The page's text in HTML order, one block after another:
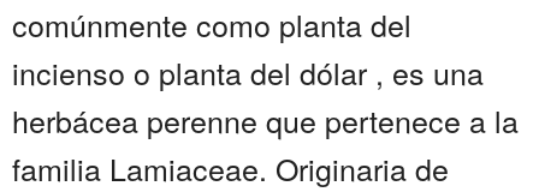
comúnmente como planta del
incienso o planta del dólar , es una
herbácea perenne que pertenece a la
familia Lamiaceae. Originaria de